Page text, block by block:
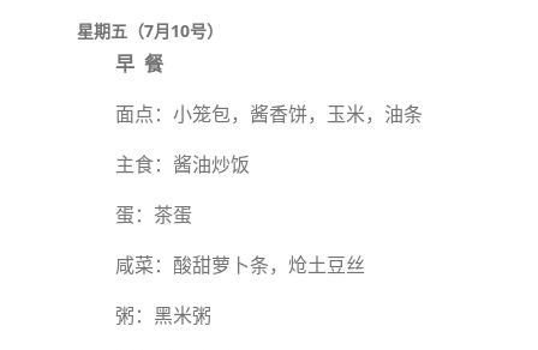
星期五（7月10号）
早 餐
面点：小笼包，酱香饼，玉米，油条
主食：酱油炒饭
蛋：茶蛋
咸菜：酸甜萝卜条，炝土豆丝
粥：黑米粥